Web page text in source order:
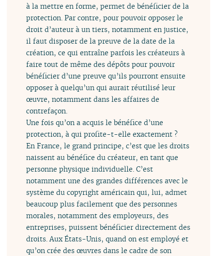
à la mettre en forme, permet de bénéficier de la
protection. Par contre, pour pouvoir opposer le
droit d’auteur à un tiers, notamment en justice,
il faut disposer de la preuve de la date de la
création, ce qui entraîne parfois les créateurs à
faire tout de même des dépôts pour pouvoir
bénéficier d’une preuve qu’ils pourront ensuite
opposer à quelqu’un qui aurait réutilisé leur
œuvre, notamment dans les affaires de
contrefaçon.
Une fois qu’on a acquis le bénéfice d’une
protection, à qui profite-t-elle exactement ?
En France, le grand principe, c’est que les droits
naissent au bénéfice du créateur, en tant que
personne physique individuelle. C’est
notamment une des grandes différences avec le
système du copyright américain qui, lui, admet
beaucoup plus facilement que des personnes
morales, notamment des employeurs, des
entreprises, puissent bénéficier directement des
droits. Aux États-Unis, quand on est employé et
qu’on crée des œuvres dans le cadre de son